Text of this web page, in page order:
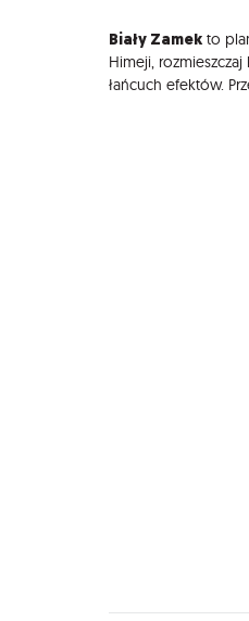
Opis
Biały Zamek to
Himeji,
łańcuch efektów.